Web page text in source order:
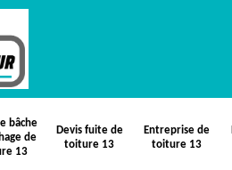
bâche
de
13
Devis fuite de
toiture 13
Entreprise de
toiture 13